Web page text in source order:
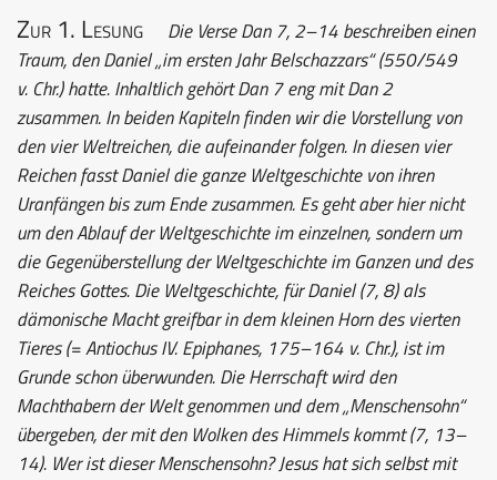
Zur 1. Lesung
Die Verse Dan 7, 2–14 beschreiben einen
Traum, den Daniel „im ersten Jahr Belschazzars“ (550/549
v. Chr.) hatte. Inhaltlich gehört Dan 7 eng mit Dan 2
zusammen. In beiden Kapiteln finden wir die Vorstellung von
den vier Weltreichen, die aufeinander folgen. In diesen vier
Reichen fasst Daniel die ganze Weltgeschichte von ihren
Uranfängen bis zum Ende zusammen. Es geht aber hier nicht
um den Ablauf der Weltgeschichte im einzelnen, sondern um
die Gegenüberstellung der Weltgeschichte im Ganzen und des
Reiches Gottes. Die Weltgeschichte, für Daniel (7, 8) als
dämonische Macht greifbar in dem kleinen Horn des vierten
Tieres (= Antiochus IV. Epiphanes, 175–164 v. Chr.), ist im
Grunde schon überwunden. Die Herrschaft wird den
Machthabern der Welt genommen und dem „Menschensohn“
übergeben, der mit den Wolken des Himmels kommt (7, 13–
14). Wer ist dieser Menschensohn? Jesus hat sich selbst mit